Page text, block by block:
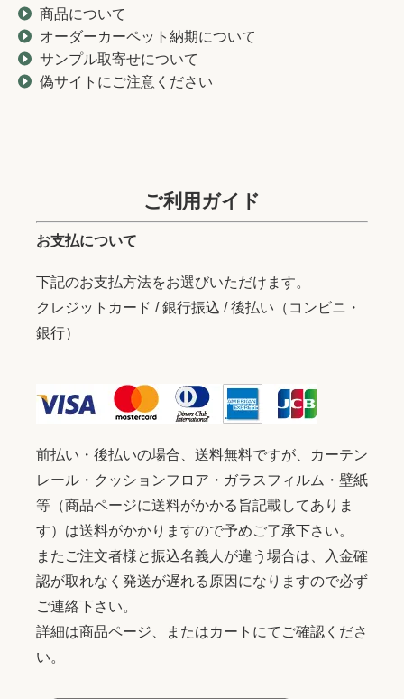
商品について
オーダーカーペット納期について
サンプル取寄せについて
偽サイトにご注意ください
ご利用ガイド
お支払について
下記のお支払方法をお選びいただけます。
クレジットカード / 銀行振込 / 後払い（コンビニ・
銀行）
前払い・後払いの場合、送料無料ですが、カーテン
レール・クッションフロア・ガラスフィルム・壁紙
等（商品ページに送料がかかる旨記載してありま
す）は送料がかかりますので予めご了承下さい。
またご注文者様と振込名義人が違う場合は、入金確
認が取れなく発送が遅れる原因になりますので必ず
ご連絡下さい。
詳細は商品ページ、またはカートにてご確認くださ
い。